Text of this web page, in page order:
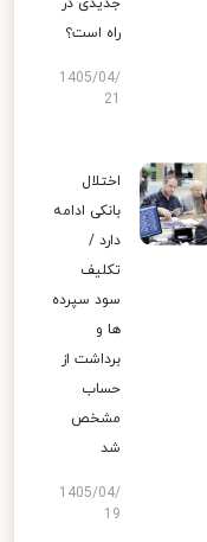
راه است؟
1405/04/
اختلال
بانکی ادامه
دارد /
تکلیف
سود سپرده
ها و
برداشت از
حساب
مشخص
شد
1405/04/
19